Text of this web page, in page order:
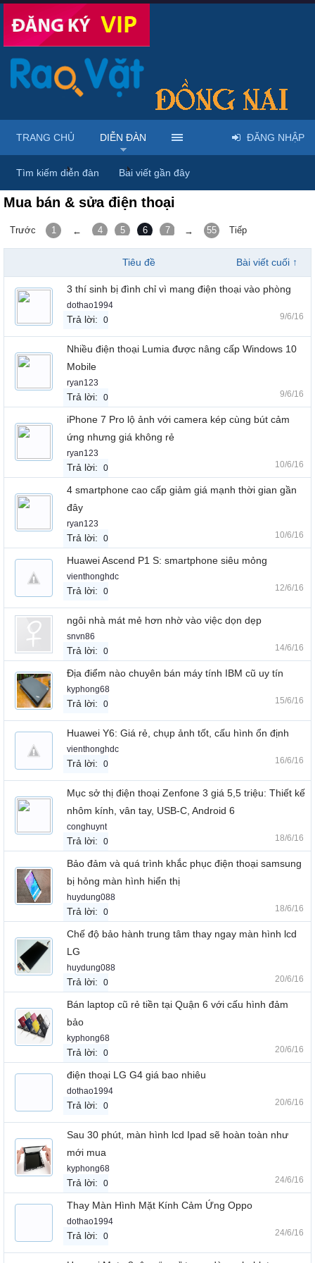
Trang chủ Diễn đàn Điện thoại - Máy tính bảng
Mua bán & sửa điện thoại
Trước 1 ← 4 5 6 7 8
→ 55 Tiếp
Tiêu đề Bài viết cuối ↑
3 thí sinh bị đình chỉ vì mang điện thoại vào phòng
dothao1994
Trả lời: 0 9/6/16
Nhiều điện thoại Lumia được nâng cấp Windows 10
Mobile
ryan123
Trả lời: 0 9/6/16
iPhone 7 Pro lộ ảnh với camera kép cùng bút cảm
ứng nhưng giá không rẻ
ryan123
Trả lời: 0 10/6/16
4 smartphone cao cấp giảm giá mạnh thời gian gần
đây
ryan123
Trả lời: 0 10/6/16
Huawei Ascend P1 S: smartphone siêu mỏng
vienthonghdc
Trả lời: 0 12/6/16
ngôi nhà mát mẻ hơn nhờ vào việc dọn dẹp
snvn86
Trả lời: 0 14/6/16
Địa điểm nào chuyên bán máy tính IBM cũ uy tín
kyphong68
Trả lời: 0 15/6/16
Huawei Y6: Giá rẻ, chụp ảnh tốt, cấu hình ổn định
vienthonghdc
Trả lời: 0 16/6/16
Mục sở thị điện thoại Zenfone 3 giá 5,5 triệu: Thiết kế
nhôm kính, vân tay, USB-C, Android 6
conghuynt
Trả lời: 0 18/6/16
Bảo đảm và quá trình khắc phục điện thoại samsung
bị hỏng màn hình hiển thị
huydung088
Trả lời: 0 18/6/16
Chế độ bảo hành trung tâm thay ngay màn hình lcd
LG
huydung088
Trả lời: 0 20/6/16
Bán laptop cũ rẻ tiền tại Quận 6 với cấu hình đảm
bảo
kyphong68
Trả lời: 0 20/6/16
điện thoại LG G4 giá bao nhiêu
dothao1994
Trả lời: 0 20/6/16
Sau 30 phút, màn hình lcd Ipad sẽ hoàn toàn như
mới mua
kyphong68
Trả lời: 0 24/6/16
Thay Màn Hình Mặt Kính Cảm Ứng Oppo
dothao1994
Trả lời: 0 24/6/16
TRANG CHỦ DIỄN ĐÀN
Tìm kiếm diễn đàn Bài viết gần đây
ĐĂNG NHẬP